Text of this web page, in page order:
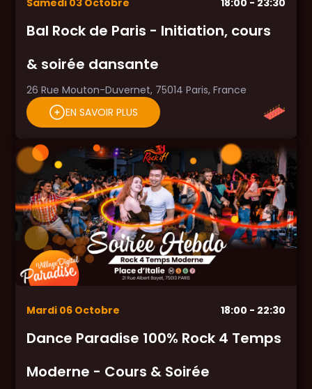
Bal Rock de Paris - Initiation, cours
& soirée dansante
26 Rue Mouton-Duvernet, 75014 Paris, France
EN SAVOIR PLUS
Mardi 06 Octobre 18:00 - 22:30
Dance Paradise 100% Rock 4 Temps
Moderne - Cours & Soirée